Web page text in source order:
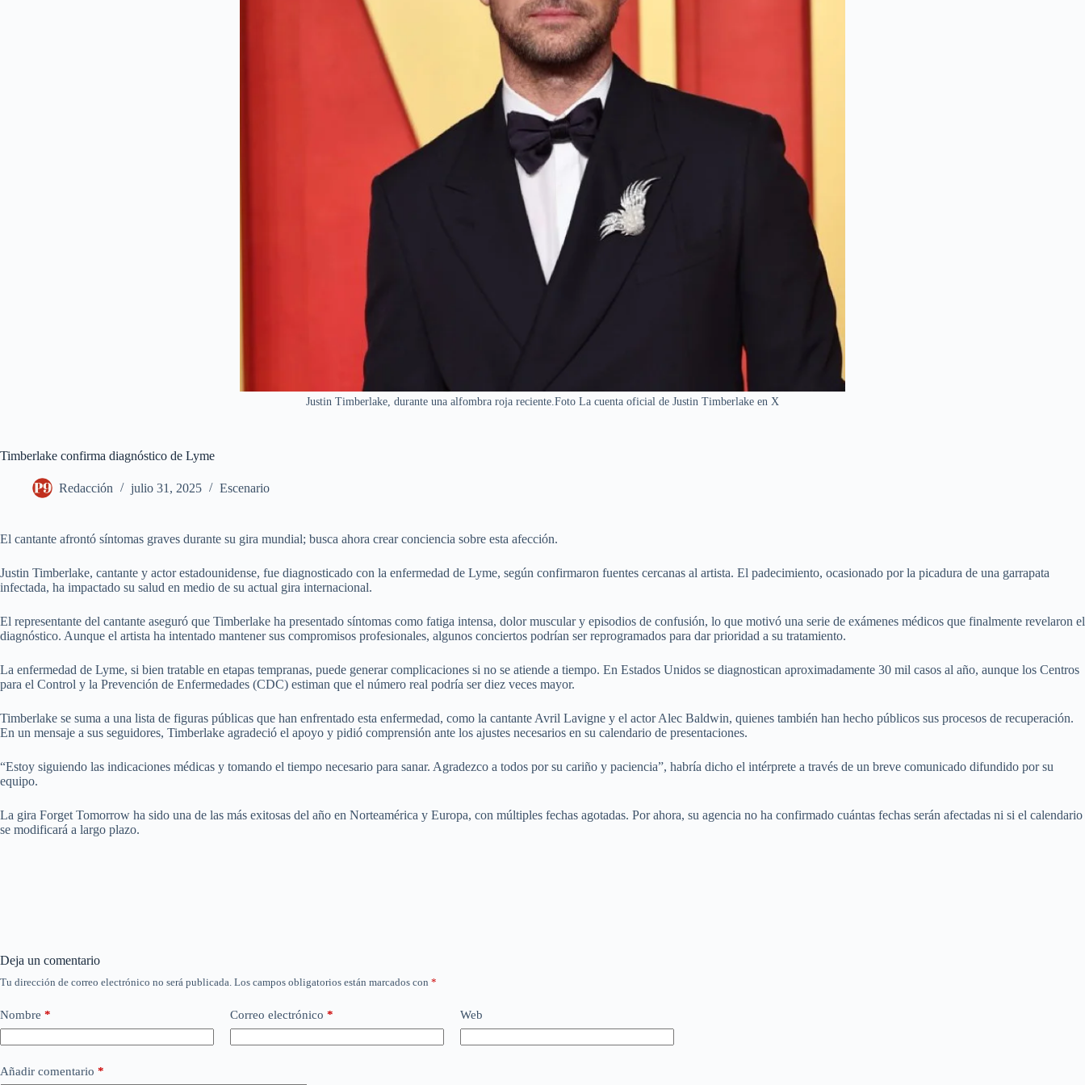
Justin Timberlake, durante una alfombra roja reciente.Foto La cuenta oficial de Justin Timberlake en X
Timberlake confirma diagnóstico de Lyme
Redacción julio 31, 2025 Escenario
El cantante afrontó síntomas graves durante su gira mundial; busca ahora crear conciencia sobre esta afección.
Justin Timberlake, cantante y actor estadounidense, fue diagnosticado con la enfermedad de Lyme, según confirmaron fuentes cercanas al artista. El padecimiento, ocasionado por la picadura de una garrapata
infectada, ha impactado su salud en medio de su actual gira internacional.
El representante del cantante aseguró que Timberlake ha presentado síntomas como fatiga intensa, dolor muscular y episodios de confusión, lo que motivó una serie de exámenes médicos que finalmente revelaron el
diagnóstico. Aunque el artista ha intentado mantener sus compromisos profesionales, algunos conciertos podrían ser reprogramados para dar prioridad a su tratamiento.
La enfermedad de Lyme, si bien tratable en etapas tempranas, puede generar complicaciones si no se atiende a tiempo. En Estados Unidos se diagnostican aproximadamente 30 mil casos al año, aunque los Centros
para el Control y la Prevención de Enfermedades (CDC) estiman que el número real podría ser diez veces mayor.
Timberlake se suma a una lista de figuras públicas que han enfrentado esta enfermedad, como la cantante Avril Lavigne y el actor Alec Baldwin, quienes también han hecho públicos sus procesos de recuperación.
En un mensaje a sus seguidores, Timberlake agradeció el apoyo y pidió comprensión ante los ajustes necesarios en su calendario de presentaciones.
“Estoy siguiendo las indicaciones médicas y tomando el tiempo necesario para sanar. Agradezco a todos por su cariño y paciencia”, habría dicho el intérprete a través de un breve comunicado difundido por su
equipo.
La gira Forget Tomorrow ha sido una de las más exitosas del año en Norteamérica y Europa, con múltiples fechas agotadas. Por ahora, su agencia no ha confirmado cuántas fechas serán afectadas ni si el calendario
se modificará a largo plazo.
Deja un comentario
Tu dirección de correo electrónico no será publicada. Los campos obligatorios están marcados con *
Nombre * Correo electrónico * Web
Añadir comentario *